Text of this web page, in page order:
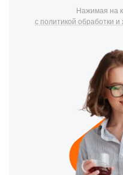
Нажимая на
с политикой обработки